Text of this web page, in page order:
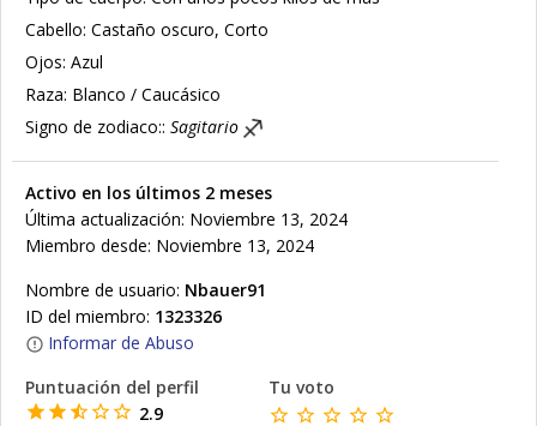
Cabello: Castaño oscuro, Corto
Ojos: Azul
Raza: Blanco / Caucásico
Signo de zodiaco:: Sagitario
Activo en los últimos 2 meses
Última actualización: Noviembre 13, 2024
Miembro desde: Noviembre 13, 2024
Nombre de usuario: Nbauer91
ID del miembro: 1323326
Informar de Abuso
Puntuación del perfil
2.9
Tu voto